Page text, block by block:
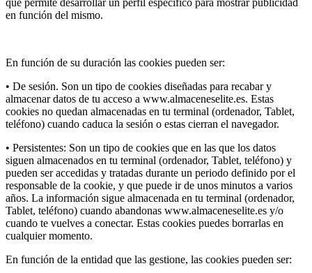
que permite desarrollar un perfil específico para mostrar publicidad
en función del mismo.
En función de su duración las cookies pueden ser:
• De sesión. Son un tipo de cookies diseñadas para recabar y
almacenar datos de tu acceso a www.almaceneselite.es. Estas
cookies no quedan almacenadas en tu terminal (ordenador, Tablet,
teléfono) cuando caduca la sesión o estas cierran el navegador.
• Persistentes: Son un tipo de cookies que en las que los datos
siguen almacenados en tu terminal (ordenador, Tablet, teléfono) y
pueden ser accedidas y tratadas durante un periodo definido por el
responsable de la cookie, y que puede ir de unos minutos a varios
años. La información sigue almacenada en tu terminal (ordenador,
Tablet, teléfono) cuando abandonas www.almaceneselite.es y/o
cuando te vuelves a conectar. Estas cookies puedes borrarlas en
cualquier momento.
En función de la entidad que las gestione, las cookies pueden ser: